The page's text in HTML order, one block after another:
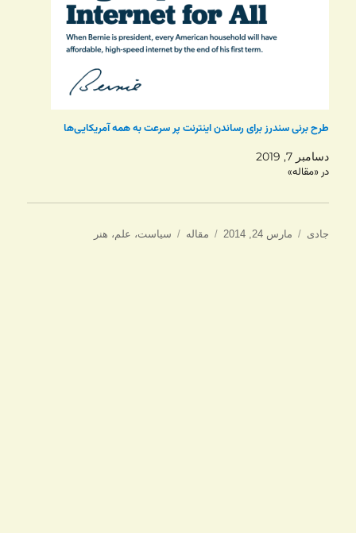
طرح برنی سندرز برای رساندن اینترنت پر سرعت به همه آمریکایی‌ها
دسامبر 7, 2019
در «مقاله»
نویسنده
جادی
ارسال
مارس 24, 2014 دسته‌ها
مقاله برچسب‌ها
سیاست، علم، هنر